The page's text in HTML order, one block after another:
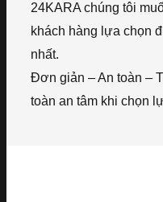
24KARA chúng tôi
khách hàng lựa chọn
nhất.
Đơn giản – An toàn –
toàn an tâm khi chọn